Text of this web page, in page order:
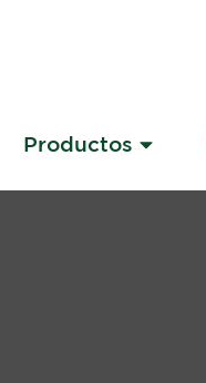
Productos